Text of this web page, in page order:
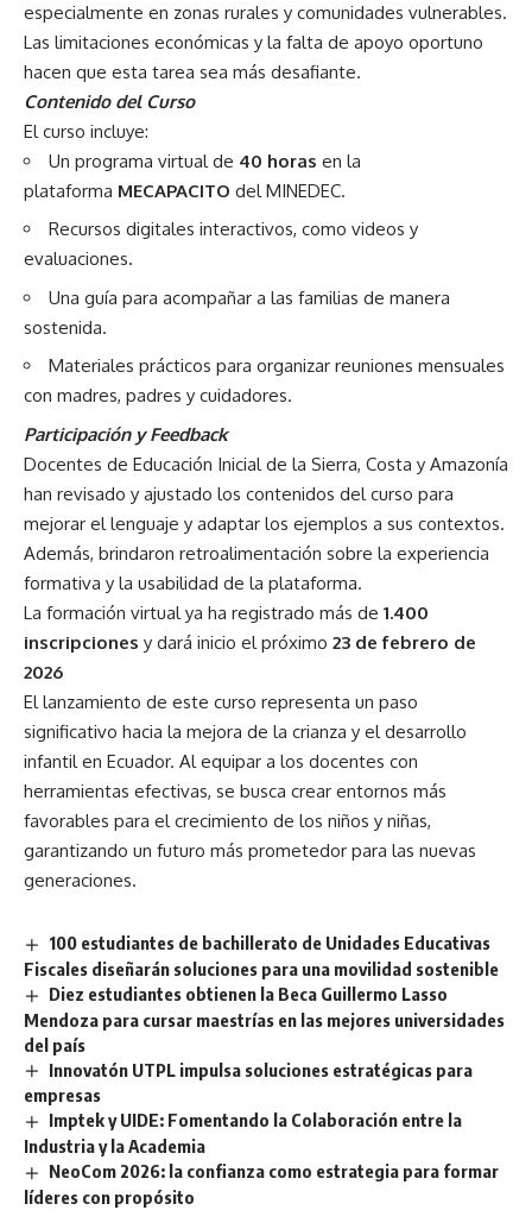
especialmente en zonas rurales y comunidades vulnerables.
Las limitaciones económicas y la falta de apoyo oportuno
hacen que esta tarea sea más desafiante.
Contenido del Curso
El curso incluye:
Un programa virtual de 40 horas en la
plataforma MECAPACITO del MINEDEC.
Recursos digitales interactivos, como videos y
evaluaciones.
Una guía para acompañar a las familias de manera
sostenida.
Materiales prácticos para organizar reuniones mensuales
con madres, padres y cuidadores.
Participación y Feedback
Docentes de Educación Inicial de la Sierra, Costa y Amazonía
han revisado y ajustado los contenidos del curso para
mejorar el lenguaje y adaptar los ejemplos a sus contextos.
Además, brindaron retroalimentación sobre la experiencia
formativa y la usabilidad de la plataforma.
La formación virtual ya ha registrado más de 1.400
inscripciones y dará inicio el próximo 23 de febrero de
2026
El lanzamiento de este curso representa un paso
significativo hacia la mejora de la crianza y el desarrollo
infantil en Ecuador. Al equipar a los docentes con
herramientas efectivas, se busca crear entornos más
favorables para el crecimiento de los niños y niñas,
garantizando un futuro más prometedor para las nuevas
generaciones.
100 estudiantes de bachillerato de Unidades Educativas
Fiscales diseñarán soluciones para una movilidad sostenible
Diez estudiantes obtienen la Beca Guillermo Lasso
Mendoza para cursar maestrías en las mejores universidades
del país
Innovatón UTPL impulsa soluciones estratégicas para
empresas
Imptek y UIDE: Fomentando la Colaboración entre la
Industria y la Academia
NeoCom 2026: la confianza como estrategia para formar
líderes con propósito